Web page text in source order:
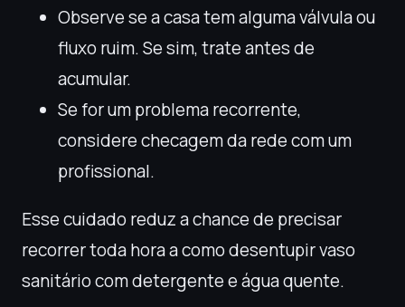
Observe se a casa tem alguma válvula ou
fluxo ruim. Se sim, trate antes de
acumular.
Se for um problema recorrente,
considere checagem da rede com um
profissional.
Esse cuidado reduz a chance de precisar
recorrer toda hora a como desentupir vaso
sanitário com detergente e água quente.